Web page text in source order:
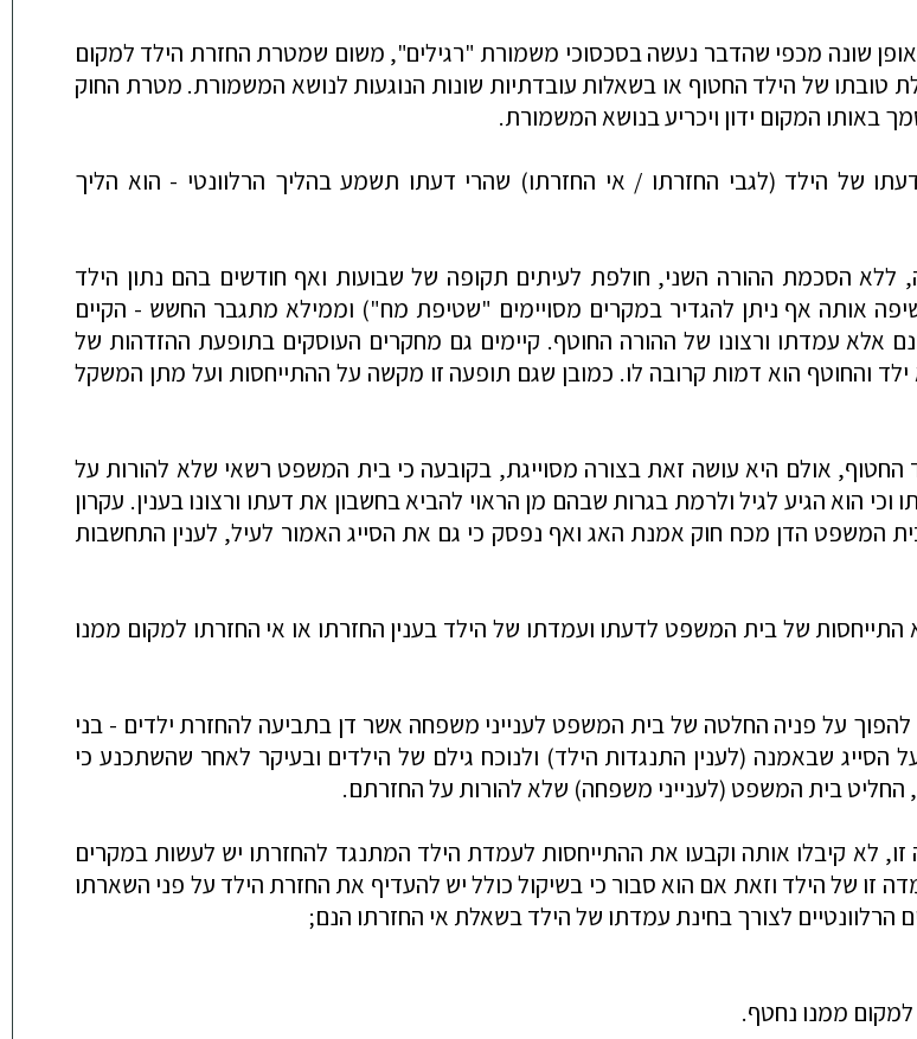
שונה מכפי שהדבר נעשה בסכסוכי משמורת "רגילים", משום שמטרת החזרת הילד למקום
טובתו של הילד החטוף או בשאלות עובדתיות שונות הנוגעות לנושא המשמורת. מטרת החוק
המקום ידון ויכריע בנושא המשמורת.
של הילד (לגבי החזרתו / אי החזרתו) שהרי דעתו תשמע בהליך הרלוונטי - הוא הליך
ללא הסכמת ההורה השני, חולפת לעיתים תקופה של שבועות ואף חודשים בהם נתון הילד
אותה אף ניתן להגדיר במקרים מסויימים "שטיפת מח") וממילא מתגבר החשש - הקיים
אלא עמדתו ורצונו של ההורה החוטף. קיימים גם מחקרים העוסקים בתופעת ההזדהות של
והחוטף הוא דמות קרובה לו. כמובן שגם תופעה זו מקשה על ההתייחסות ועל מתן המשקל
החטוף, אולם היא עושה זאת בצורה מסוייגת, בקובעה כי בית המשפט רשאי שלא להורות על
הוא הגיע לגיל ולרמת בגרות שבהם מן הראוי להביא בחשבון את דעתו ורצונו בענין. עקרון
המשפט הדן מכח חוק אמנת האג ואף נפסק כי גם את הסייג האמור לעיל, לענין התחשבות
של בית המשפט לדעתו ועמדתו של הילד בענין החזרתו או אי החזרתו למקום ממנו
על פניה החלטה של בית המשפט לענייני משפחה אשר דן בתביעה להחזרת ילדים - בני
הסייג שבאמנה (לענין התנגדות הילד) ולנוכח גילם של הילדים ובעיקר לאחר שהשתכנע כי
החליט בית המשפט (לענייני משפחה) שלא להורות על החזרתם.
לא קיבלו אותה וקבעו את ההתייחסות לעמדת הילד המתנגד להחזרתו יש לעשות במקרים
זו של הילד וזאת אם הוא סבור כי בשיקול כולל יש להעדיף את החזרת הילד על פני השארתו
לצורך בחינת עמדתו של הילד בשאלת אי החזרתו הנם;
ממנו נחטף.